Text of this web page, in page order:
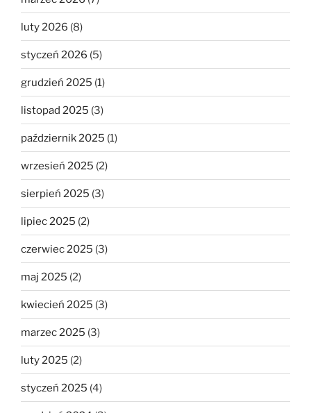
luty 2026 (8)
styczeń 2026 (5)
grudzień 2025 (1)
listopad 2025 (3)
październik 2025 (1)
wrzesień 2025 (2)
sierpień 2025 (3)
lipiec 2025 (2)
czerwiec 2025 (3)
maj 2025 (2)
kwiecień 2025 (3)
marzec 2025 (3)
luty 2025 (2)
styczeń 2025 (4)